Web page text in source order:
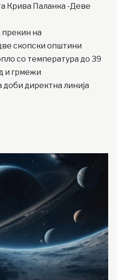
Крива Паланка -Деве
прекин на
скопски општини
со температура до 39
и грмежи
директна линија